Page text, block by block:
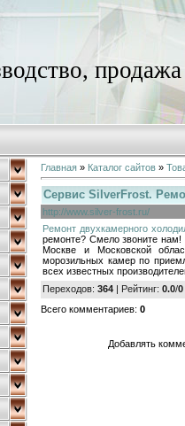
Главная » Каталог сайтов »
Сервис SilverFrost.
http://www.silver-frost.ru/
Ремонт двухкамерного
ремонте? Смело звоните нам!
Москве и Московской
морозильных камер по
всех известных
Переходов: 364 | Рейтинг: 0.0/0
Всего комментариев: 0
Добавлять